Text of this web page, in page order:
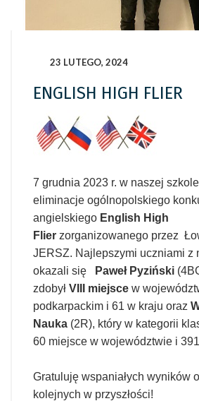
23 LUTEGO, 2024
ENGLISH HIGH FLIER
7 grudnia 2023 r. w naszej
eliminacje ogólnopolskiego
angielskiego English High
Flier zorganizowanego przez
JERSZ. Najlepszymi uczniami z
okazali się
Paweł Pyziński
zdobył VIII miejsce w
podkarpackim i 61 w kraju oraz
Nauka (2R), który w kategorii
60 miejsce w województwie i
Gratuluję wspaniałych wyników
kolejnych w przyszłości!